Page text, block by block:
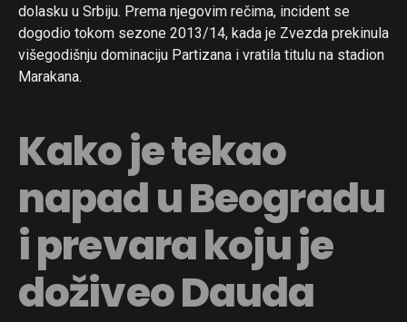
dolasku u Srbiju. Prema njegovim rečima, incident se
dogodio tokom sezone 2013/14, kada je Zvezda prekinula
višegodišnju dominaciju Partizana i vratila titulu na stadion
Marakana.
Kako je tekao
napad u Beogradu
i prevara koju je
doživeo Dauda